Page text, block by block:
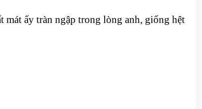
ấy tràn ngập trong lòng anh, giống hệt